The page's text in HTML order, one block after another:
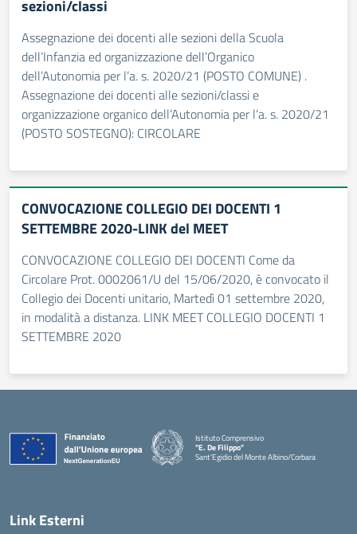
sezioni/classi
Assegnazione dei docenti alle sezioni della Scuola
dell’Infanzia ed organizzazione dell’Organico
dell’Autonomia per l’a. s. 2020/21 (POSTO COMUNE) .
Assegnazione dei docenti alle sezioni/classi e
organizzazione organico dell’Autonomia per l’a. s. 2020/21
(POSTO SOSTEGNO): CIRCOLARE
CONVOCAZIONE COLLEGIO DEI DOCENTI 1
SETTEMBRE 2020-LINK del MEET
CONVOCAZIONE COLLEGIO DEI DOCENTI Come da
Circolare Prot. 0002061/U del 15/06/2020, è convocato il
Collegio dei Docenti unitario, Martedì 01 settembre 2020,
in modalità a distanza. LINK MEET COLLEGIO DOCENTI 1
SETTEMBRE 2020
Istituto Comprensivo
"E. De Filippo"
Sant'Egidio del Monte Albino/Corbara
Link Esterni